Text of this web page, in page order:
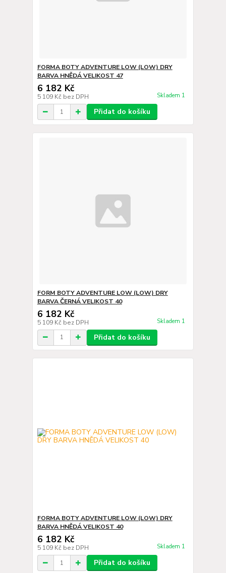
FORMA BOTY ADVENTURE LOW (LOW) DRY
BARVA HNĚDÁ VELIKOST 47
6 182 Kč
5 109 Kč bez DPH Skladem 1
Přidat do košíku
FORM BOTY ADVENTURE LOW (LOW) DRY
BARVA ČERNÁ VELIKOST 40
6 182 Kč
5 109 Kč bez DPH Skladem 1
Přidat do košíku
FORMA BOTY ADVENTURE LOW (LOW) DRY
BARVA HNĚDÁ VELIKOST 40
6 182 Kč
5 109 Kč bez DPH Skladem 1
Přidat do košíku